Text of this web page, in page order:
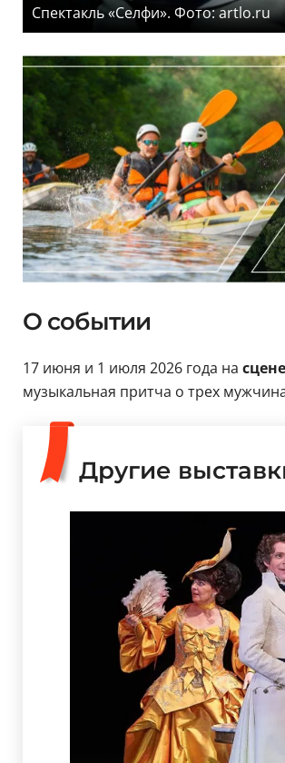
Спектакль «Селфи». Фото: artlo.ru
О событии
17 июня и 1 июля 2026 года на
музыкальная притча о трех
Другие